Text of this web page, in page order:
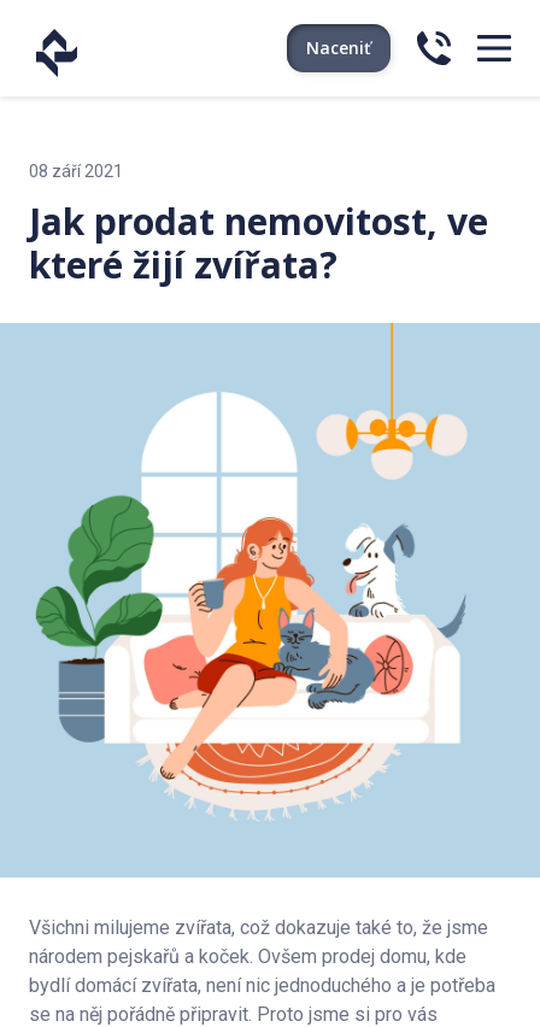
Naceniť
08 září 2021
Jak prodat nemovitost, ve
které žijí zvířata?
Všichni milujeme zvířata, což dokazuje také to, že jsme
národem pejskařů a koček. Ovšem prodej domu, kde
bydlí domácí zvířata, není nic jednoduchého a je potřeba
se na něj pořádně připravit. Proto jsme si pro vás